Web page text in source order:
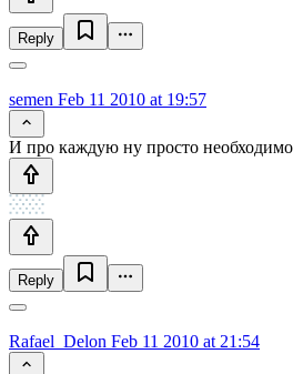
Reply
semen Feb 11 2010 at 19:57
И про каждую ну просто необходимо
Reply
Rafael_Delon Feb 11 2010 at 21:54